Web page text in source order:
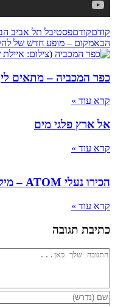
קודםקודםפסטיבל תל אביב הבינלאומי
הבאמקום – מופע חדש של
כפר המכביה – מתאים לי
קרא עוד »
אל ארץ פלגי מים
קרא עוד »
הכירו נעלי ATOM – מילה של "אמא נגה"
קרא עוד »
כתיבת תגובה
להגיב
הזן